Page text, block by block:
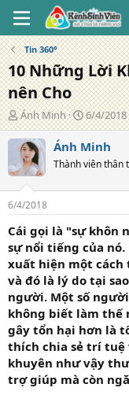
Tin 360°
10 Những Lời
nên Cho
T
á
c
g
i
ả
Ánh Minh
N
g
à
y
đ
g
6/4/2018
Ánh Minh
Thành viên thân
6/4/2018
Cái gọi là "sự khôn
sự nổi tiếng của
xuất hiện một
và đó là lý do tại
người. Một số
không biết làm thế
gây tổn hại hơn là
thích chia sẻ trí tuệ
khuyên như vậy
trợ giúp mà còn